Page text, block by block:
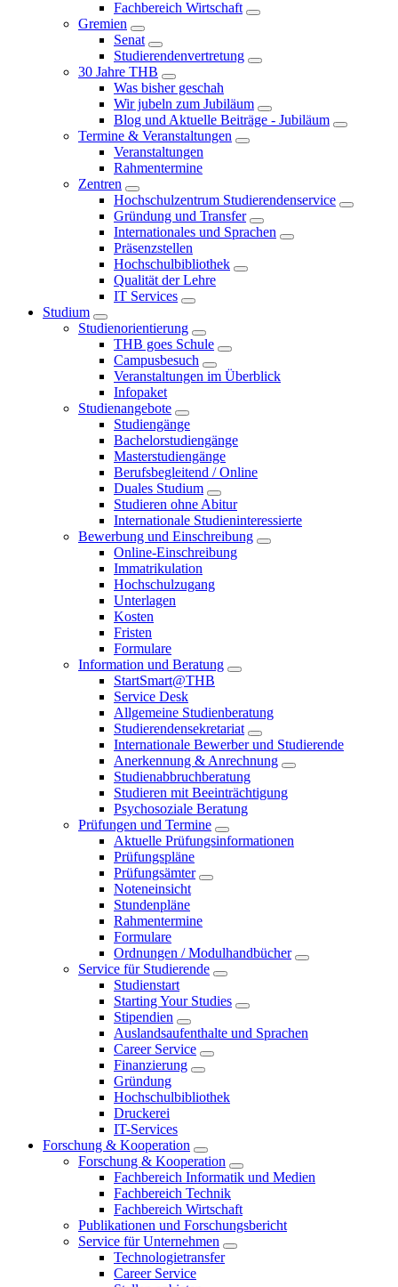
Fachbereich Wirtschaft
Gremien
Senat
Studierendenvertretung
30 Jahre THB
Was bisher geschah
Wir jubeln zum Jubiläum
Blog und Aktuelle Beiträge - Jubiläum
Termine & Veranstaltungen
Veranstaltungen
Rahmentermine
Zentren
Hochschulzentrum Studierendenservice
Gründung und Transfer
Internationales und Sprachen
Präsenzstellen
Hochschulbibliothek
Qualität der Lehre
IT Services
Studium
Studienorientierung
THB goes Schule
Campusbesuch
Veranstaltungen im Überblick
Infopaket
Studienangebote
Studiengänge
Bachelorstudiengänge
Masterstudiengänge
Berufsbegleitend / Online
Duales Studium
Studieren ohne Abitur
Internationale Studieninteressierte
Bewerbung und Einschreibung
Online-Einschreibung
Immatrikulation
Hochschulzugang
Unterlagen
Kosten
Fristen
Formulare
Information und Beratung
StartSmart@THB
Service Desk
Allgemeine Studienberatung
Studierendensekretariat
Internationale Bewerber und Studierende
Anerkennung & Anrechnung
Studienabbruchberatung
Studieren mit Beeinträchtigung
Psychosoziale Beratung
Prüfungen und Termine
Aktuelle Prüfungsinformationen
Prüfungspläne
Prüfungsämter
Noteneinsicht
Stundenpläne
Rahmentermine
Formulare
Ordnungen / Modulhandbücher
Service für Studierende
Studienstart
Starting Your Studies
Stipendien
Auslandsaufenthalte und Sprachen
Career Service
Finanzierung
Gründung
Hochschulbibliothek
Druckerei
IT-Services
Forschung & Kooperation
Forschung & Kooperation
Fachbereich Informatik und Medien
Fachbereich Technik
Fachbereich Wirtschaft
Publikationen und Forschungsbericht
Service für Unternehmen
Technologietransfer
Career Service